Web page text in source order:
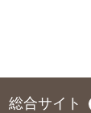
総合サイト